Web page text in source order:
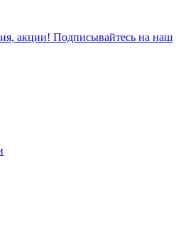
акции! Подписывайтесь на наш